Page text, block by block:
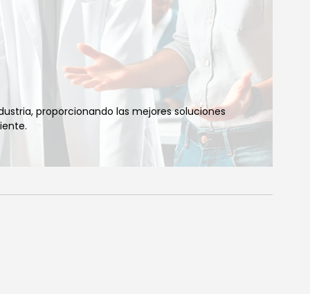
proporcionando las mejores soluciones